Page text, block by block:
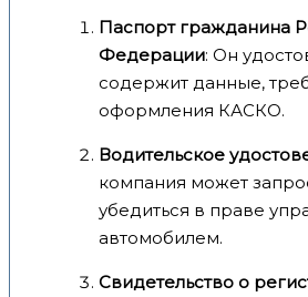
Паспорт гражданина
Федерации: Он
содержит данные,
оформления КАСКО.
Водительское
компания может
убедиться в праве
автомобилем.
Свидетельство о